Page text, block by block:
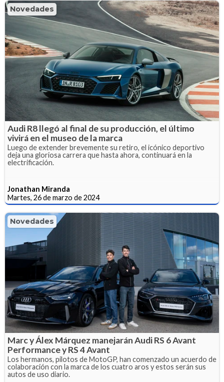
Novedades
Audi R8 llegó al final de su producción, el último
vivirá en el museo de la marca
Luego de extender brevemente su retiro, el icónico deportivo
deja una gloriosa carrera que hasta ahora, continuará en la
electrificación.
Jonathan Miranda
Martes, 26 de marzo de 2024
Novedades
Marc y Álex Márquez manejarán Audi RS 6 Avant
Performance y RS 4 Avant
Los hermanos, pilotos de MotoGP, han comenzado un acuerdo de
colaboración con la marca de los cuatro aros y estos serán sus
autos de uso diario.